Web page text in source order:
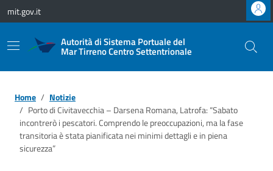
Vai ai contenuti
Vai al footer
mit.gov.it
Autorità di Sistema Portuale del
Mar Tirreno Centro Settentrionale
Home
Notizie
Porto di Civitavecchia – Darsena Romana, Latrofa: “Sabato
incontrerò i pescatori. Comprendo le preoccupazioni, ma la fase
transitoria è stata pianificata nei minimi dettagli e in piena
sicurezza”